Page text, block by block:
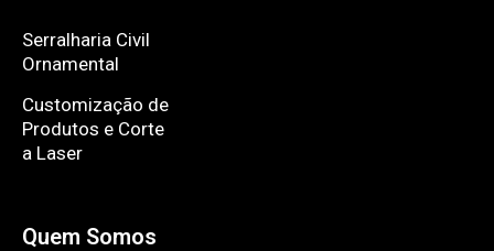
Serralharia Civil
Ornamental
Customização de
Produtos e Corte
a Laser
Quem Somos